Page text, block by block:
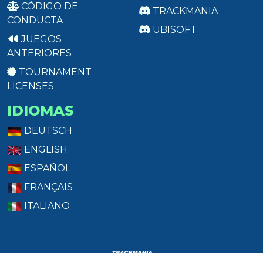
CÓDIGO DE
CONDUCTA
JUEGOS
ANTERIORES
TOURNAMENT
LICENSES
TRACKMANIA
UBISOFT
IDIOMAS
DEUTSCH
ENGLISH
ESPAÑOL
FRANÇAIS
ITALIANO